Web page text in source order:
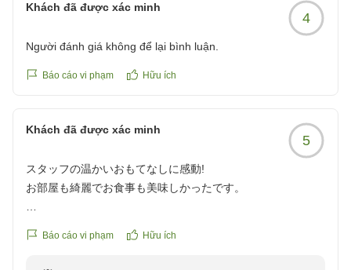
Khách đã được xác minh
4
Người đánh giá không để lại bình luận.
Báo cáo vi phạm Hữu ích
Khách đã được xác minh
5
スタッフの温かいおもてなしに感動!
お部屋も綺麗でお食事も美味しかったです。
丁寧でとても素敵なおもてなしをしてもらいました。
Báo cáo vi phạm Hữu ích